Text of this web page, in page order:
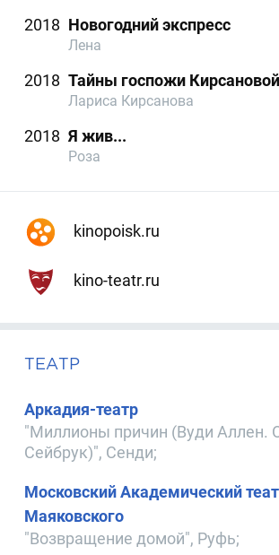
2018 Новогодний экспресс
Лена
2018 Тайны госпожи Кирсановой
Лариса Кирсанова
2018 Я жив...
Роза
kinopoisk.ru
kino-teatr.ru
ТЕАТР
Аркадия-театр
"Миллионы причин (Вуди Аллен.
Сейбрук)", Сенди;
Московский Академический
Маяковского
"Возвращение домой", Руфь;